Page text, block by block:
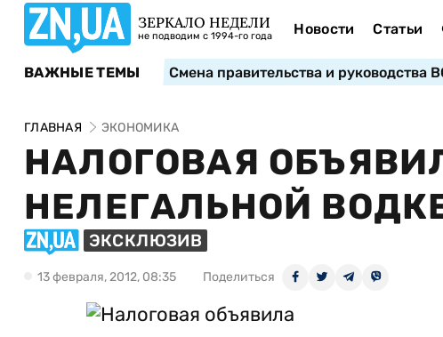
ЗЕРКАЛО НЕДЕЛИ
не подводим с 1994-го года Новости Статьи
ВАЖНЫЕ ТЕМЫ Смена правительства и руководства
ГЛАВНАЯ ЭКОНОМИКА
НАЛОГОВАЯ
НЕЛЕГАЛЬНОЙ
ЭКСКЛЮЗИВ
13 февраля, 2012, 08:35 Поделиться